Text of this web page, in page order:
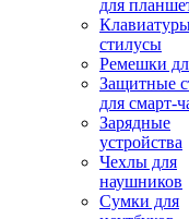
для
стилусы
Ремешки
Защитные
для смарт-
Зарядные
устройства
Чехлы для
наушников
Сумки для